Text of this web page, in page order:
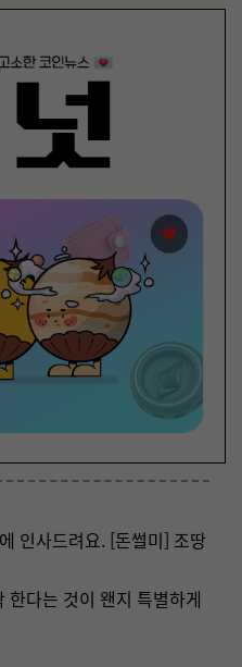
인사드려요. [돈썰미] 조땅
한다는 것이 왠지 특별하게